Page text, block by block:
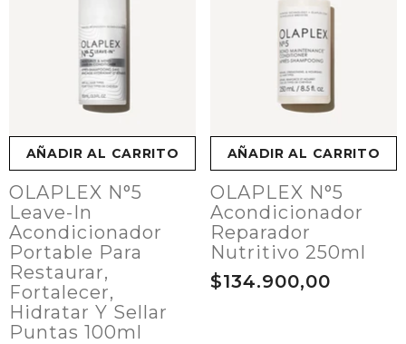
AÑADIR AL CARRITO
OLAPLEX N°5
Leave-In
Acondicionador
Portable Para
Restaurar,
Fortalecer,
Hidratar Y Sellar
Puntas 100ml
AÑADIR AL CARRITO
OLAPLEX N°5
Acondicionador
Reparador
Nutritivo 250ml
$134.900,00